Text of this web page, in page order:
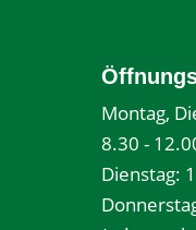
Montag,
8.30 -
Dienstag: